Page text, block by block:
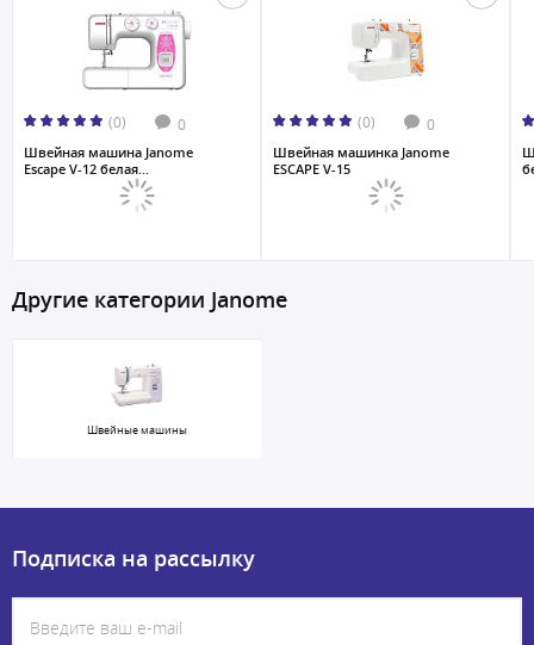
(0) 0
Швейная машина Janome
Escape V-12 белая...
(0) 0
Швейная машинка Janome
ESCAPE V-15
Другие категории Janome
Швейные машины
Подписка на рассылку